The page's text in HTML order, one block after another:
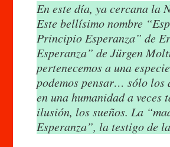
En este día, ya cercana la
Este bellísimo nombre
Principio Esperanza” de
Esperanza” de Jürgen
pertenecemos a una
podemos pensar… sólo los
en una humanidad a
ilusión, los sueños. La
Esperanza”, la testigo de